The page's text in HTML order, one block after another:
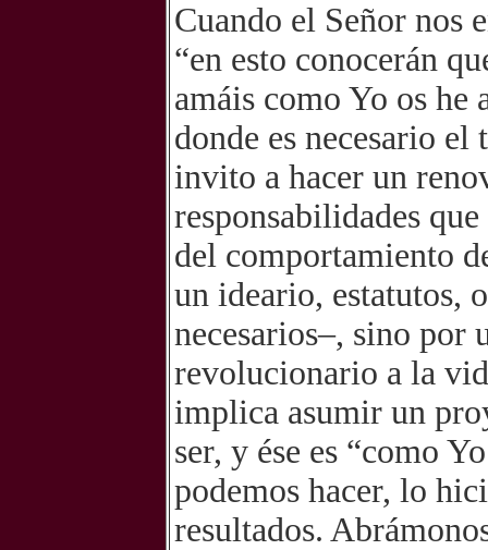
Cuando el Señor nos
“en esto conocerán
amáis como Yo os he
donde es necesario el
invito a hacer un
responsabilidades
del comportamiento
un ideario, estatutos,
necesarios–, sino por
revolucionario a la
implica asumir un
ser, y ése es “como
podemos hacer, lo
resultados.